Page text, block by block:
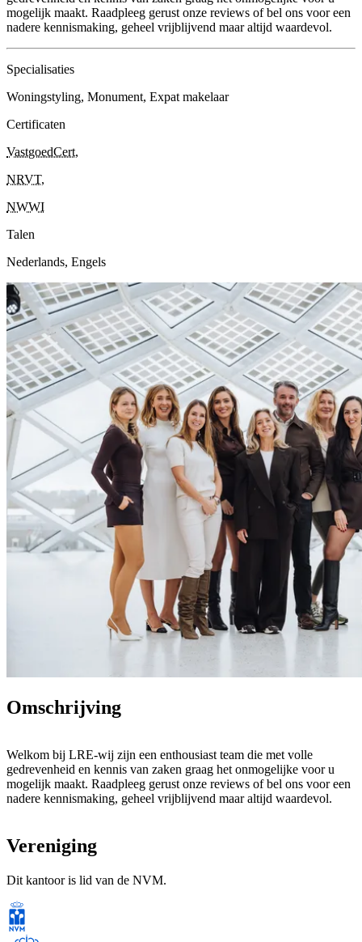
mogelijk maakt. Raadpleeg gerust onze reviews of bel ons voor een
nadere kennismaking, geheel vrijblijvend maar altijd waardevol.
Specialisaties
Woningstyling, Monument, Expat makelaar
Certificaten
VastgoedCert,
NRVT,
NWWI
Talen
Nederlands, Engels
Omschrijving
Welkom bij LRE-wij zijn een enthousiast team die met volle
gedrevenheid en kennis van zaken graag het onmogelijke voor u
mogelijk maakt. Raadpleeg gerust onze reviews of bel ons voor een
nadere kennismaking, geheel vrijblijvend maar altijd waardevol.
Vereniging
Dit kantoor is lid van de NVM.